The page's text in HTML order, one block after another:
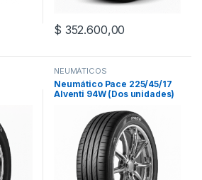
$ 352.600,00
NEUMÁTICOS
Neumático Pace 225/45/17
Alventi 94W (Dos unidades)